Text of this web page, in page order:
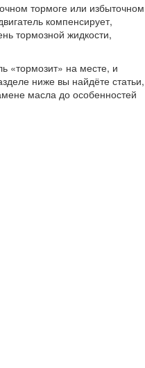
тормоге или избыточном
компенсирует,
тормозной жидкости,
«тормозит» на месте, и
ниже вы найдёте статьи,
масла до особенностей